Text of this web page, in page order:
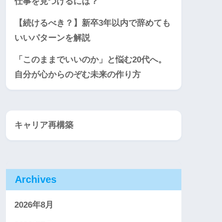
【続けるべき？】新卒3年以内で辞めても
いいパターンを解説
「このままでいいのか」と悩む20代へ。
自分が心からのぞむ未来の作り方
キャリア再構築
Archives
2026年8月